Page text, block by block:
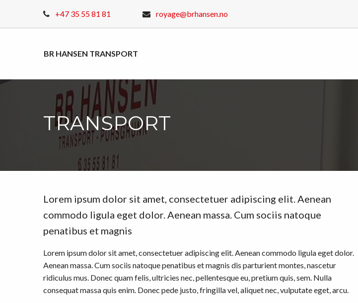
+47 35 55 81 81 royage@brhansen.no
BR HANSEN TRANSPORT
TRANSPORT
Lorem ipsum dolor sit amet, consectetuer adipiscing elit. Aenean
commodo ligula eget dolor. Aenean massa. Cum sociis natoque
penatibus et magnis
Lorem ipsum dolor sit amet, consectetuer adipiscing elit. Aenean commodo ligula eget dolor.
Aenean massa. Cum sociis natoque penatibus et magnis dis parturient montes, nascetur
ridiculus mus. Donec quam felis, ultricies nec, pellentesque eu, pretium quis, sem. Nulla
consequat massa quis enim. Donec pede justo, fringilla vel, aliquet nec, vulputate eget, arcu.